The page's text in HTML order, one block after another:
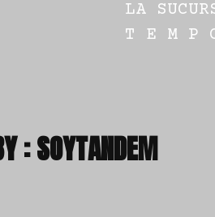
LA
T E M P
: SOYTANDEM